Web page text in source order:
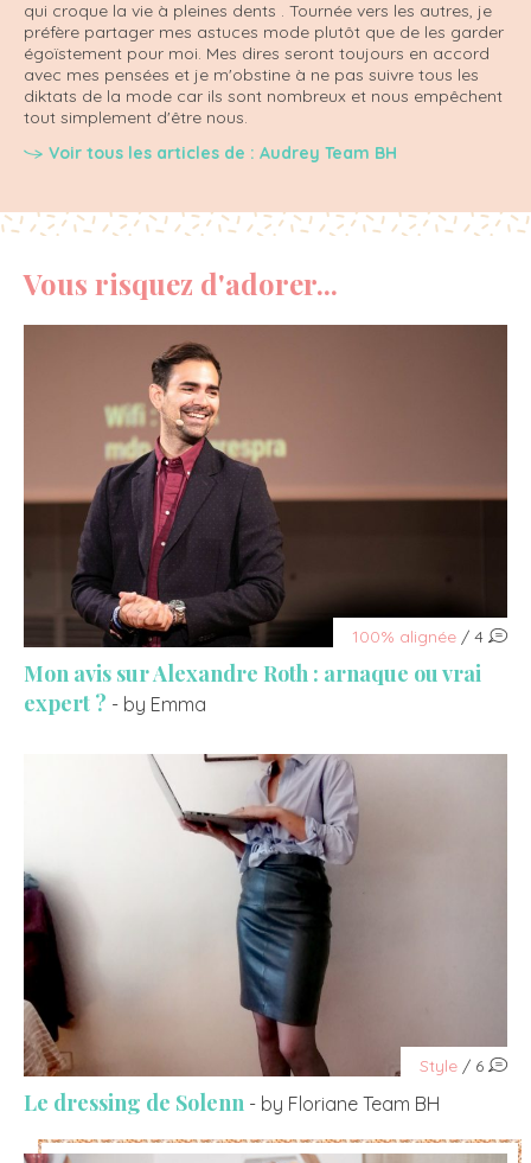
qui croque la vie à pleines dents . Tournée vers les autres, je
préfère partager mes astuces mode plutôt que de les garder
égoïstement pour moi. Mes dires seront toujours en accord
avec mes pensées et je m'obstine à ne pas suivre tous les
diktats de la mode car ils sont nombreux et nous empêchent
tout simplement d'être nous.
Voir tous les articles de : Audrey Team BH
Vous risquez d'adorer...
100% alignée / 4
Mon avis sur Alexandre Roth : arnaque ou vrai
expert ? - by Emma
Style / 6
Le dressing de Solenn - by Floriane Team BH